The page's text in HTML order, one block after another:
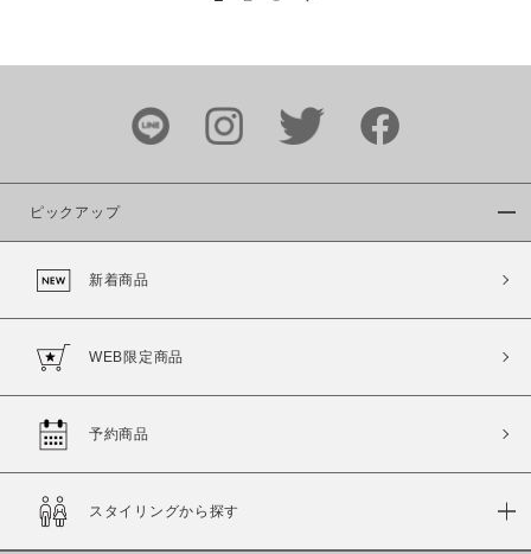
ピックアップ
新着商品
WEB限定商品
予約商品
スタイリングから探す